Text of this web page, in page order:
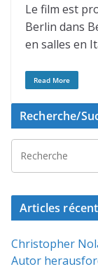
Le film est
Berlin dans
en salles en
Read More
Recherche/
Articles
Christopher
Autor